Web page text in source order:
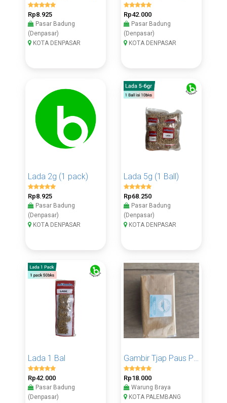
Rp8.925
Pasar Badung
(Denpasar)
KOTA DENPASAR
Rp42.000
Pasar Badung
(Denpasar)
KOTA DENPASAR
Lada 2g (1 pack)
Rp8.925
Pasar Badung
(Denpasar)
KOTA DENPASAR
Lada 5g (1 Ball)
Rp68.250
Pasar Badung
(Denpasar)
KOTA DENPASAR
Lada 1 Bal
Rp42.000
Pasar Badung
(Denpasar)
Gambir Tjap Paus Pack Kertas
Rp18.000
Warung Braya
KOTA PALEMBANG